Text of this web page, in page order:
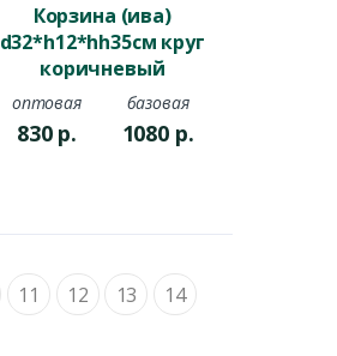
Корзина (ива)
d32*h12*hh35см круг
коричневый
оптовая
830 р.
базовая
1080 р.
11 12 13
14